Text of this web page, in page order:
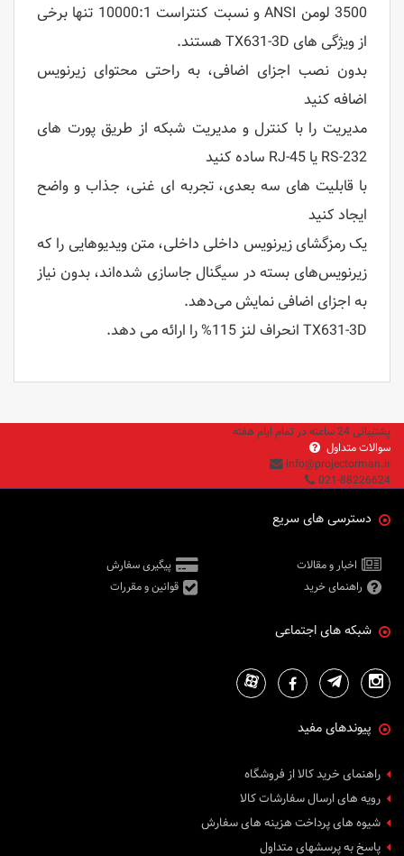
3500 لومن ANSI و نسبت کنتراست 10000:1 تنها برخی
از ویژگی های TX631-3D هستند.
بدون نصب اجزای اضافی، به راحتی محتوای زیرنویس
اضافه کنید
مدیریت را با کنترل و مدیریت شبکه از طریق پورت های
RS-232 یا RJ-45 ساده کنید
با قابلیت های سه بعدی، تجربه ای غنی، جذاب و واضح
ایجاد کنید
یک رمزگشای زیرنویس داخلی داخلی، متن ویدیوهایی را که
زیرنویس‌های بسته در سیگنال جاسازی شده‌اند، بدون نیاز
به اجزای اضافی نمایش می‌دهد.
TX631-3D انحراف لنز 115% را ارائه می دهد.
پشتیبانی 24 ساعته در تمام ایام هفته
سوالات متداول
info@projectorman.ir
021-88226624
دسترسی های سریع
اخبار و مقالات
پیگیری سفارش
راهنمای خرید
قوانین و مقررات
شبکه های اجتماعی
پیوندهای مفید
راهنمای خرید کالا از فروشگاه
رویه های ارسال سفارشات کالا
شیوه های پرداخت هزینه های سفارش
پاسخ به پرسشهای متداول